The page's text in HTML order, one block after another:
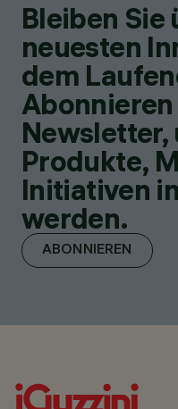
Bleiben Sie
neuesten
dem
Abonnieren
Newsletter,
Produkte,
Initiativen
werden.
ABONNIEREN